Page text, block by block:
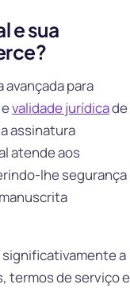
e sua
para
validade jurídicade
assinatura
atende aos
lhe segurança
significativamente a
termos de serviço e